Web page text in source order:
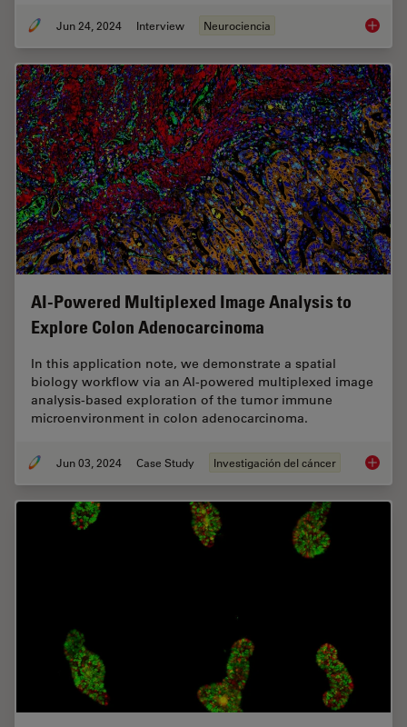
Jun 24, 2024 Interview Neurociencia How
AI-Powered Multiplexed Image Analysis to
Explore Colon Adenocarcinoma
In this application note, we demonstrate a spatial
biology workflow via an AI-powered multiplexed image
analysis-based exploration of the tumor immune
microenvironment in colon adenocarcinoma.
Jun 03, 2024 Case Study Investigación del cáncer AI-